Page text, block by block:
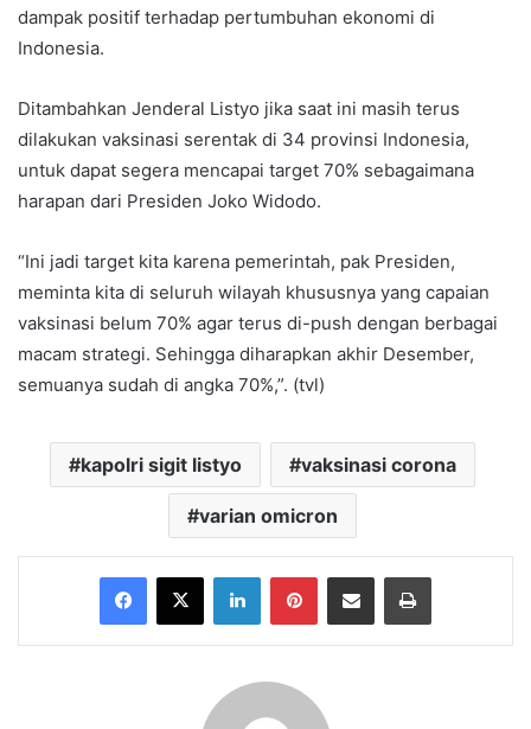
dampak positif terhadap pertumbuhan ekonomi di
Indonesia.
Ditambahkan Jenderal Listyo jika saat ini masih terus
dilakukan vaksinasi serentak di 34 provinsi Indonesia,
untuk dapat segera mencapai target 70% sebagaimana
harapan dari Presiden Joko Widodo.
“Ini jadi target kita karena pemerintah, pak Presiden,
meminta kita di seluruh wilayah khususnya yang capaian
vaksinasi belum 70% agar terus di-push dengan berbagai
macam strategi. Sehingga diharapkan akhir Desember,
semuanya sudah di angka 70%,”. (tvl)
kapolri sigit listyo vaksinasi corona
varian omicron
Facebook
X LinkedInPinterestShare via Email Print